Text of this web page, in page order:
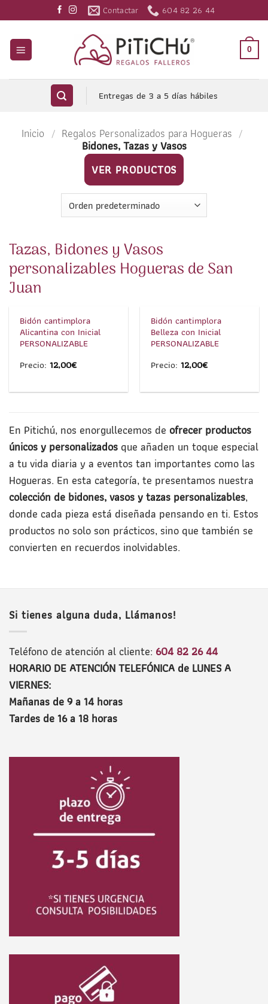
al
contenido
Contactar 604 82 26 44
0
Entregas de 3 a 5 días hábiles
Inicio / Regalos Personalizados para Hogueras /
Bidones, Tazas y Vasos
VER PRODUCTOS
Tazas, Bidones y Vasos
personalizables Hogueras de San
Juan
Bidón cantimplora
Alicantina con Inicial
PERSONALIZABLE
Precio:12,00€
Bidón cantimplora
Belleza con Inicial
PERSONALIZABLE
Precio:12,00€
En Pitichú, nos enorgullecemos de ofrecer productos
únicos y personalizados que añaden un toque especial
a tu vida diaria y a eventos tan importantes como las
Hogueras. En esta categoría, te presentamos nuestra
colección de bidones, vasos y tazas personalizables,
donde cada pieza está diseñada pensando en ti. Estos
productos no solo son prácticos, sino que también se
convierten en recuerdos inolvidables.
Si tienes alguna duda, Llámanos!
Teléfono de atención al cliente: 604 82 26 44
HORARIO DE ATENCIÓN TELEFÓNICA de LUNES A
VIERNES:
Mañanas de 9 a 14 horas
Tardes de 16 a 18 horas